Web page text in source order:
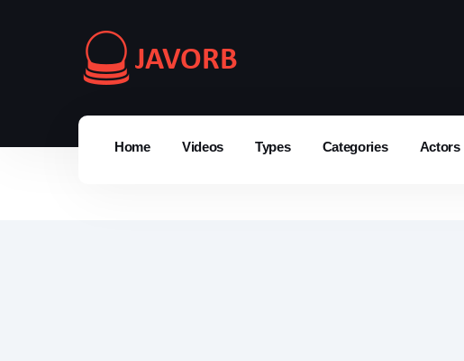
Home Videos Types Categories Actors